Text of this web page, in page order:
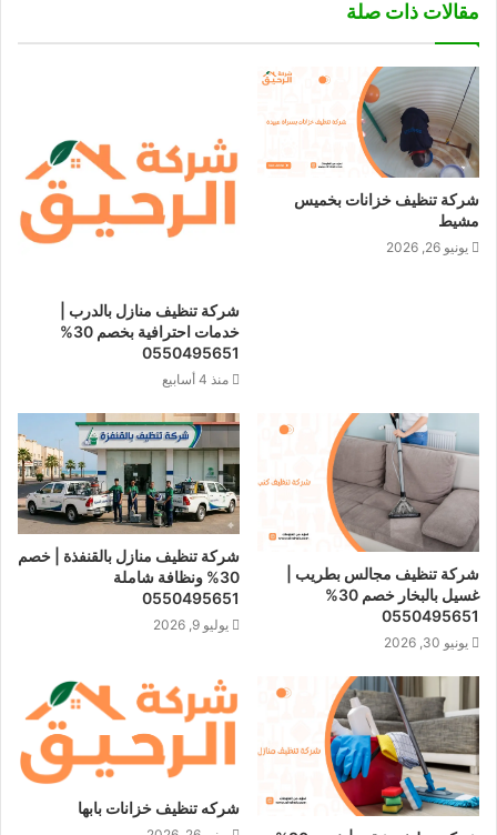
مقالات ذات صلة
شركة تنظيف خزانات بخميس
مشيط
يونيو 26, 2026
شركة تنظيف منازل بالدرب |
خدمات احترافية بخصم 30%
0550495651
منذ 4 أسابيع
شركة تنظيف مجالس بطريب |
غسيل بالبخار خصم 30%
0550495651
يونيو 30, 2026
شركة تنظيف منازل بالقنفذة | خصم
30% ونظافة شاملة
0550495651
يوليو 9, 2026
شركه تنظيف خزانات بابها